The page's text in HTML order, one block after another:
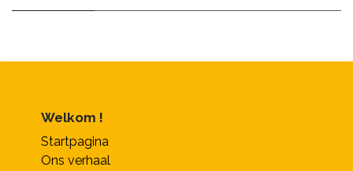
Welkom !
Startpagina
Ons verhaal